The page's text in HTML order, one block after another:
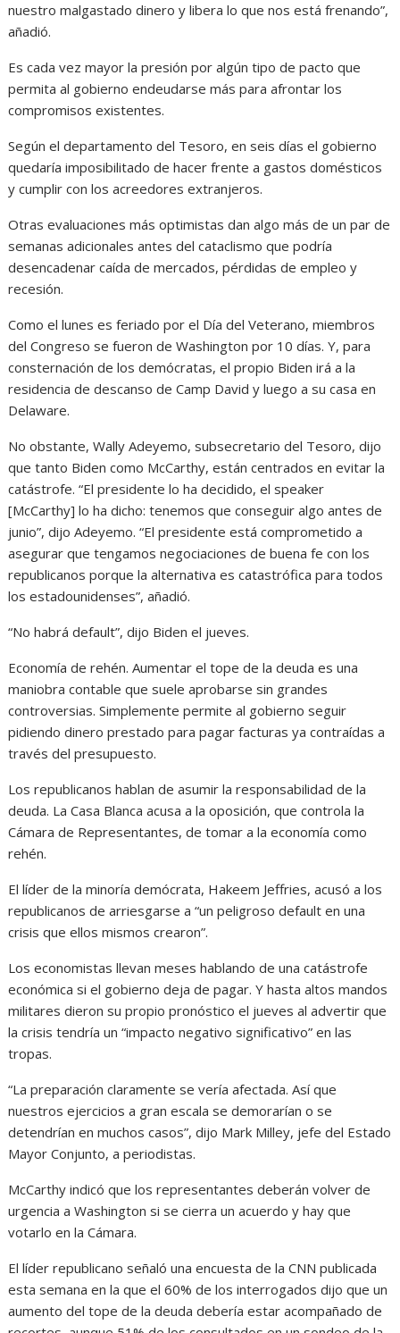
nuestro malgastado dinero y libera lo que nos está frenando”,
añadió.
Es cada vez mayor la presión por algún tipo de pacto que
permita al gobierno endeudarse más para afrontar los
compromisos existentes.
Según el departamento del Tesoro, en seis días el gobierno
quedaría imposibilitado de hacer frente a gastos domésticos
y cumplir con los acreedores extranjeros.
Otras evaluaciones más optimistas dan algo más de un par de
semanas adicionales antes del cataclismo que podría
desencadenar caída de mercados, pérdidas de empleo y
recesión.
Como el lunes es feriado por el Día del Veterano, miembros
del Congreso se fueron de Washington por 10 días. Y, para
consternación de los demócratas, el propio Biden irá a la
residencia de descanso de Camp David y luego a su casa en
Delaware.
No obstante, Wally Adeyemo, subsecretario del Tesoro, dijo
que tanto Biden como McCarthy, están centrados en evitar la
catástrofe. “El presidente lo ha decidido, el speaker
[McCarthy] lo ha dicho: tenemos que conseguir algo antes de
junio”, dijo Adeyemo. “El presidente está comprometido a
asegurar que tengamos negociaciones de buena fe con los
republicanos porque la alternativa es catastrófica para todos
los estadounidenses”, añadió.
“No habrá default”, dijo Biden el jueves.
Economía de rehén. Aumentar el tope de la deuda es una
maniobra contable que suele aprobarse sin grandes
controversias. Simplemente permite al gobierno seguir
pidiendo dinero prestado para pagar facturas ya contraídas a
través del presupuesto.
Los republicanos hablan de asumir la responsabilidad de la
deuda. La Casa Blanca acusa a la oposición, que controla la
Cámara de Representantes, de tomar a la economía como
rehén.
El líder de la minoría demócrata, Hakeem Jeffries, acusó a los
republicanos de arriesgarse a “un peligroso default en una
crisis que ellos mismos crearon”.
Los economistas llevan meses hablando de una catástrofe
económica si el gobierno deja de pagar. Y hasta altos mandos
militares dieron su propio pronóstico el jueves al advertir que
la crisis tendría un “impacto negativo significativo” en las
tropas.
“La preparación claramente se vería afectada. Así que
nuestros ejercicios a gran escala se demorarían o se
detendrían en muchos casos”, dijo Mark Milley, jefe del Estado
Mayor Conjunto, a periodistas.
McCarthy indicó que los representantes deberán volver de
urgencia a Washington si se cierra un acuerdo y hay que
votarlo en la Cámara.
El líder republicano señaló una encuesta de la CNN publicada
esta semana en la que el 60% de los interrogados dijo que un
aumento del tope de la deuda debería estar acompañado de